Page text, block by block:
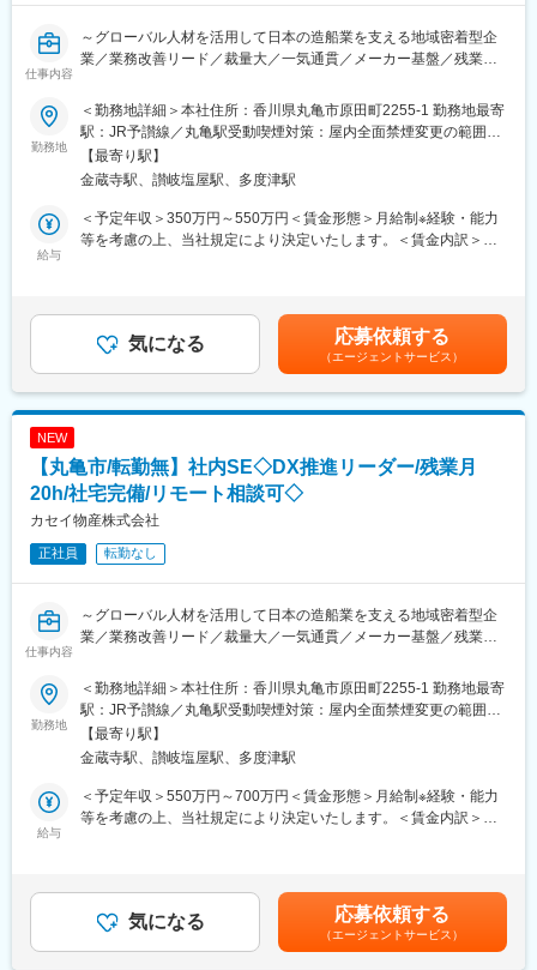
SUBARU／株式会社デンソーテン／テルモ株式会社
企業まで1,000社（グループ計）
技術研修から、ビジネスマナーなど一般的な研修まで、業界ナン
バーワンのグループ研修体制を整えています。他社とは比べ物に
ならないレベルでの研修を受けることができます。研修センター
は厚木、名古屋をはじめとして全国12か所にあり、研修センター
額返金）や、PCにカメラをつけての研修を受講することができま
す。
メイテックの受注（仕事）情報とエンジニア社員の職歴・スキ
ル・研修情報はすべてベストマッチングシステム（BMS）という
社内システムで管理されています。エンジニア社員は最低月1回当
システムに自身のスキル情報を更新します。このシステムを元
仕事内容
～グローバル人材を活用して日本の造船業を支える地域密着型企
業／業務改善リード／裁量大／一気通貫／メーカー基盤／残業月
■業務概要：
ITの基礎知識を活かし、自社DXに企画から関わるポジション。運
用に留まらず、業務改善の構想から実行まで関与し、社内に価値
を残せる環境です。
■業務詳細：
【短期】社内業務効率化に関する企画立案と推進
◇施策実施(外部連携、社員へのレクチャー)など
【中長期】構築システムの保守・運用、IT周りの管理
＜DX推進プロジェクトの完遂＞が最重要ミッションとなります。
現在は立ち上げフェーズのため、企画段階から参画し、構想を具
体化していく役割です。
■業務の魅力：
・企画から運用まで関わることで、ITスキルを幅広く伸ばせる
◎本社勤務で転勤なし
◎リモートワーク相談可
◎残業は月平均20時間程度
◎社宅あり
■当社の特徴：
主たる取引先である日本最大の造船会社グループとの強固なパー
「Borderlessの未来へ挑戦する姿」をコンセプトに、青い海を超
えて人と企業がチャレンジし、成長する未来を目指しています。
同社のコーポレートカラーである“青”が象徴するように、情熱を持
勤務地
＜勤務地詳細＞本社住所：香川県丸亀市原田町2255-1 勤務地最寄
駅：JR予讃線／丸亀駅受動喫煙対策：屋内全面禁煙変更の範囲：
無【最寄り駅】
金蔵寺駅、讃岐塩屋駅、多度津駅
給与
＜予定年収＞350万円～550万円＜賃金形態＞月給制※経験・能力
等を考慮の上、当社規定により決定いたします。＜賃金内訳＞月
目安の金額であり、選考を通じて上下する可能性があります。月
給(月額)は固定手当を含めた表記です。
気になる 応募依頼する
（エージェントサービス）
NEW
【丸亀市/転勤無】社内SE◇DX推進リーダー/残業月
20h/社宅完備/リモート相談可◇
カセイ物産株式会社
正社員 転勤なし
仕事内容
～グローバル人材を活用して日本の造船業を支える地域密着型企
業／業務改善リード／裁量大／一気通貫／メーカー基盤／残業月
■業務概要：
SIerやソフト会社で培った上流志向・推進力を、自社DXで発揮で
きるポジション。企画から実行、そして運用まで一貫して担い、
グループDX推進プロジェクトのリーダーとしてご活躍いただきま
す。
■業務詳細：
要性の検討など)
◇施策実施(外部連携、社員へのレクチャー)など
勤務地
＜勤務地詳細＞本社住所：香川県丸亀市原田町2255-1 勤務地最寄
駅：JR予讃線／丸亀駅受動喫煙対策：屋内全面禁煙変更の範囲：
無【最寄り駅】
金蔵寺駅、讃岐塩屋駅、多度津駅
給与
＜予定年収＞550万円～700万円＜賃金形態＞月給制※経験・能力
等を考慮の上、当社規定により決定いたします。＜賃金内訳＞月
目安の金額であり、選考を通じて上下する可能性があります。月
給(月額)は固定手当を含めた表記です。
気になる 応募依頼する
（エージェントサービス）